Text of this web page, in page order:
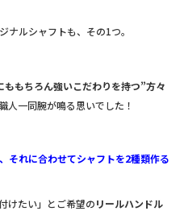
ナルシャフトも、その1つ。
もちろん強いこだわりを持つ”方々
人一同腕が鳴る思いでした！
それに合わせてシャフトを2種類作る
けたい」とご希望のリールハンドル